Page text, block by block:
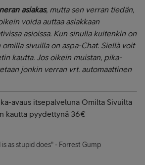
asiakas, mutta sen verran tiedän,
voida auttaa asiakkaan
asioissa. Kun sinulla kuitenkin on
sivuilla on aspa-Chat. Siellä voit
kautta. Jos oikein muistan, pika-
jonkin verran vrt. automaattinen
avaus itsepalveluna Omilta Sivuilta
kautta pyydettynä 36€
as stupid does" - Forrest Gump